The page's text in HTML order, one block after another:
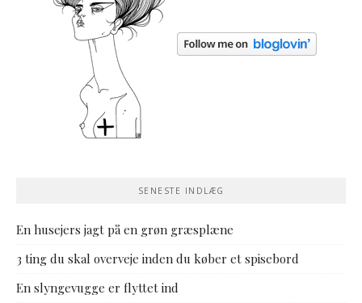
SENESTE INDLÆG
En husejers jagt på en grøn græsplæne
3 ting du skal overveje inden du køber et spisebord
En slyngevugge er flyttet ind